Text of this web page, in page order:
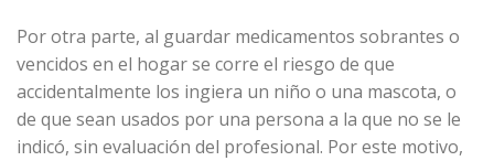
Por otra parte, al guardar medicamentos sobrantes o
vencidos en el hogar se corre el riesgo de que
accidentalmente los ingiera un niño o una mascota, o
de que sean usados por una persona a la que no se le
indicó, sin evaluación del profesional. Por este motivo,